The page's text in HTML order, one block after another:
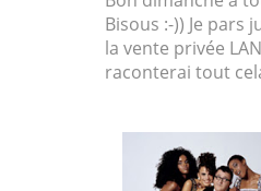
Bisous :-)) Je pars
la vente privée
raconterai tout